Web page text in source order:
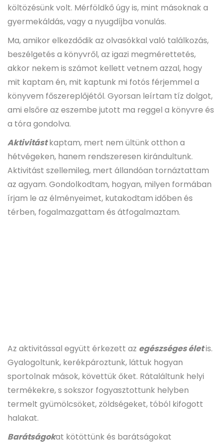
költözésünk volt. Mérföldkő úgy is, mint másoknak a
gyermekáldás, vagy a nyugdíjba vonulás.
Ma, amikor elkezdődik az olvasókkal való találkozás,
beszélgetés a könyvről, az igazi megmérettetés,
akkor nekem is számot kellett vetnem azzal, hogy
mit kaptam én, mit kaptunk mi fotós férjemmel a
könyvem főszereplőjétől. Gyorsan leírtam tíz dolgot,
ami elsőre az eszembe jutott ma reggel a könyvre és
a tóra gondolva.
Aktivitást kaptam, mert nem ültünk otthon a
hétvégeken, hanem rendszeresen kirándultunk.
Aktivitást szellemileg, mert állandóan tornáztattam
az agyam. Gondolkodtam, hogyan, milyen formában
írjam le az élményeimet, kutakodtam időben és
térben, fogalmazgattam és átfogalmaztam.
Az aktivitással együtt érkezett az egészséges életis.
Gyalogoltunk, kerékpároztunk, láttuk hogyan
sportolnak mások, követtük őket. Rátaláltunk helyi
termékekre, s sokszor fogyasztottunk helyben
termelt gyümölcsöket, zöldségeket, tóból kifogott
halakat.
Barátságokat kötöttünk és barátságokat